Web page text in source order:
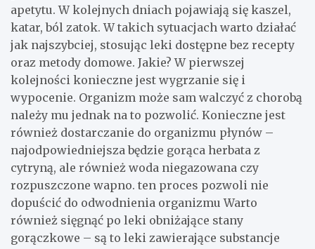
apetytu. W kolejnych dniach pojawiają się kaszel,
katar, ból zatok. W takich sytuacjach warto działać
jak najszybciej, stosując leki dostępne bez recepty
oraz metody domowe. Jakie? W pierwszej
kolejności konieczne jest wygrzanie się i
wypocenie. Organizm może sam walczyć z chorobą
należy mu jednak na to pozwolić. Konieczne jest
również dostarczanie do organizmu płynów –
najodpowiedniejsza będzie gorąca herbata z
cytryną, ale również woda niegazowana czy
rozpuszczone wapno. ten proces pozwoli nie
dopuścić do odwodnienia organizmu Warto
również sięgnąć po leki obniżające stany
gorączkowe – są to leki zawierające substancje